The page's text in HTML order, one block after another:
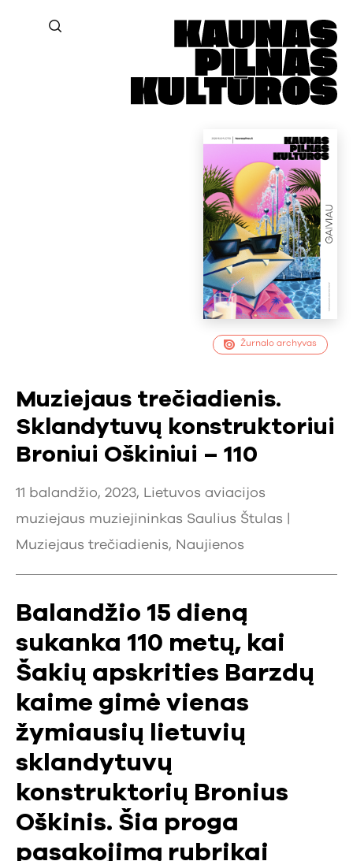
Žurnalo archyvas
Muziejaus trečiadienis.
Sklandytuvų konstruktoriui
Broniui Oškiniui – 110
11 balandžio, 2023, Lietuvos aviacijos
muziejaus muziejininkas Saulius Štulas |
Muziejaus trečiadienis, Naujienos
Balandžio 15 dieną
sukanka 110 metų, kai
Šakių apskrities Barzdų
kaime gimė vienas
žymiausių lietuvių
sklandytuvų
konstruktorių Bronius
Oškinis. Šia proga
pasakojimą rubrikai